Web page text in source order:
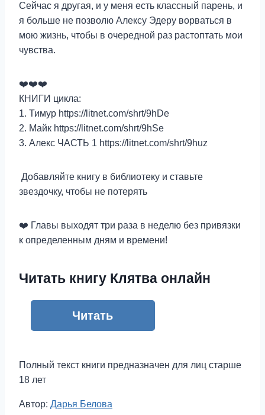
Сейчас я другая, и у меня есть классный парень, и
я больше не позволю Алексу Эдеру ворваться в
мою жизнь, чтобы в очередной раз растоптать мои
чувства.
❤️❤️❤️
КНИГИ цикла:
1. Тимур https://litnet.com/shrt/9hDe
2. Майк https://litnet.com/shrt/9hSe
3. Алекс ЧАСТЬ 1 https://litnet.com/shrt/9huz
Добавляйте книгу в библиотеку и ставьте
звездочку, чтобы не потерять
‍❤️‍ Главы выходят три раза в неделю без привязки
к определенным дням и времени!
Читать книгу Клятва онлайн
Читать
Полный текст книги предназначен для лиц старше
18 лет
Метки
Автор: Дарья Белова